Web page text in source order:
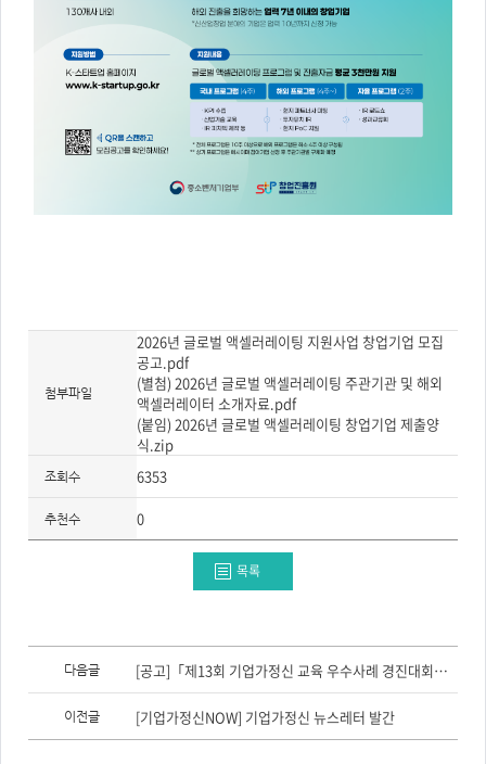
첨부파일
2026년 글로벌 액셀러레이팅 지원사업 창업기업 모집
공고.pdf
(별첨) 2026년 글로벌 액셀러레이팅 주관기관 및 해외
액셀러레이터 소개자료.pdf
(붙임) 2026년 글로벌 액셀러레이팅 창업기업 제출양
식.zip
조회수 6353
추천수 0
목록
이
다
다음글 [공고]「제13회 기업가정신 교육 우수사례 경진대회」 참가자 모집(~8/14)
이전글 [기업가정신NOW] 기업가정신 뉴스레터 발간